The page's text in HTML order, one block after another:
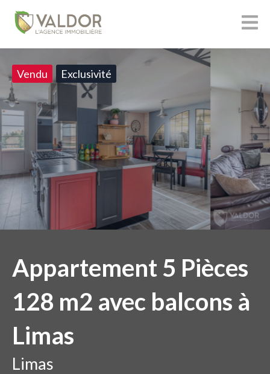
Vendu Exclusivité
Appartement 5 Pièces
128 m2 avec balcons à
Limas
Limas